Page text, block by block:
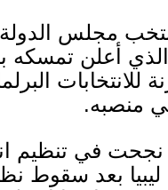
مجلس الدولة
الذي أعلن
منصبه.
في تنظيم
ليبيا بعد سقوط